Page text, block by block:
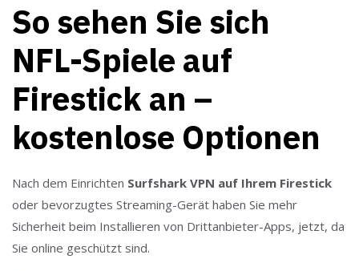
So sehen Sie sich
NFL-Spiele auf
Firestick an –
kostenlose Optionen
Nach dem Einrichten Surfshark VPN auf Ihrem Firestick
oder bevorzugtes Streaming-Gerät haben Sie mehr
Sicherheit beim Installieren von Drittanbieter-Apps, jetzt, da
Sie online geschützt sind.